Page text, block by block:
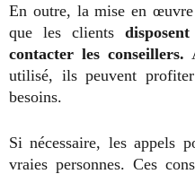
En outre, la mise en œuvre
que les clients
contacter les conseillers.
utilisé, ils peuvent
besoins.
Si nécessaire, les appels
vraies personnes. Ces